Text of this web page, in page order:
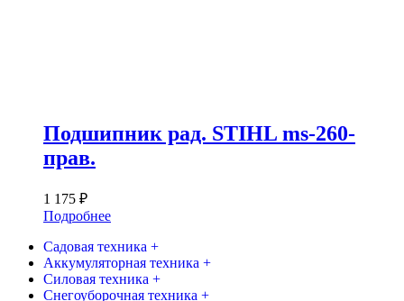
Подшипник рад. STIHL ms-260-
прав.
1 175 ₽
Подробнее
Садовая техника +
Аккумуляторная техника +
Силовая техника +
Снегоуборочная техника +